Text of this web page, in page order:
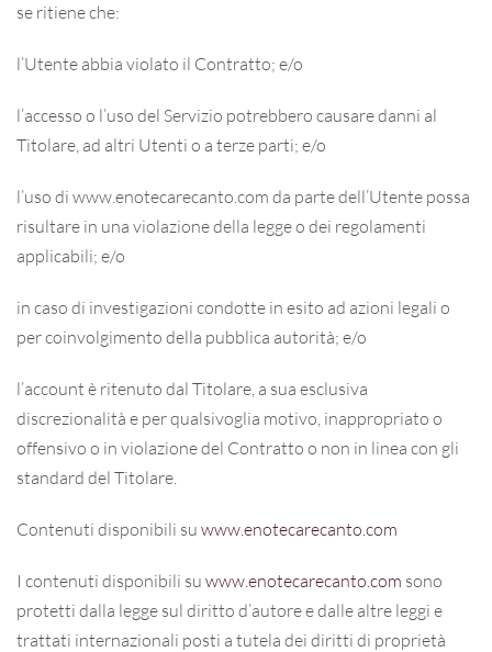
se ritiene che:
l’Utente abbia violato il Contratto; e/o
l’accesso o l’uso del Servizio potrebbero causare danni al
Titolare, ad altri Utenti o a terze parti; e/o
l’uso di www.enotecarecanto.com da parte dell’Utente possa
risultare in una violazione della legge o dei regolamenti
applicabili; e/o
in caso di investigazioni condotte in esito ad azioni legali o
per coinvolgimento della pubblica autorità; e/o
l’account è ritenuto dal Titolare, a sua esclusiva
discrezionalità e per qualsivoglia motivo, inappropriato o
offensivo o in violazione del Contratto o non in linea con gli
standard del Titolare.
Contenuti disponibili su www.enotecarecanto.com
I contenuti disponibili su www.enotecarecanto.com sono
protetti dalla legge sul diritto d’autore e dalle altre leggi e
trattati internazionali posti a tutela dei diritti di proprietà